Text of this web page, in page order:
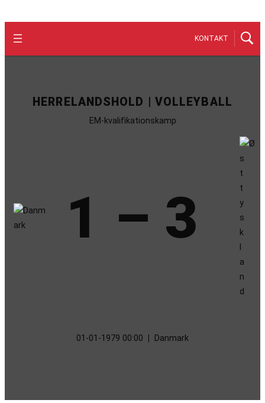
KONTAKT
HERRELANDSHOLD | VOLLEYBALL
EM-kvalifikationskamp
1 – 3
01-01-1979 00:00 Danmark